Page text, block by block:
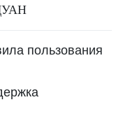
пользования